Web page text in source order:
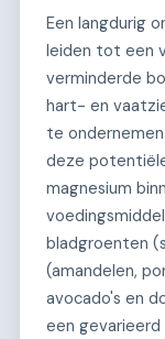
Een langdurig
leiden tot een
verminderde
hart- en
te
deze
magnesium
bladgroenten
(amandelen,
avocado's en
een